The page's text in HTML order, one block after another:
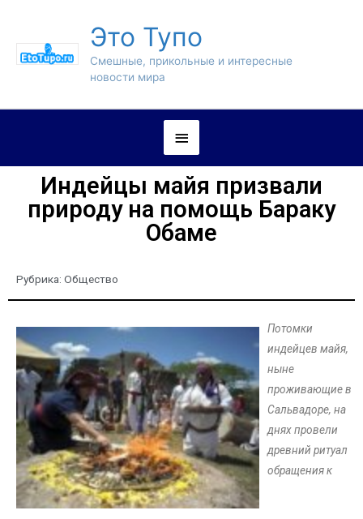
Это Тупо
Смешные, прикольные и интересные
новости мира
Индейцы майя призвали
природу на помощь Бараку
Обаме
Рубрика: Общество
Потомки
индейцев майя,
ныне
проживающие в
Сальвадоре, на
днях провели
древний ритуал
обращения к